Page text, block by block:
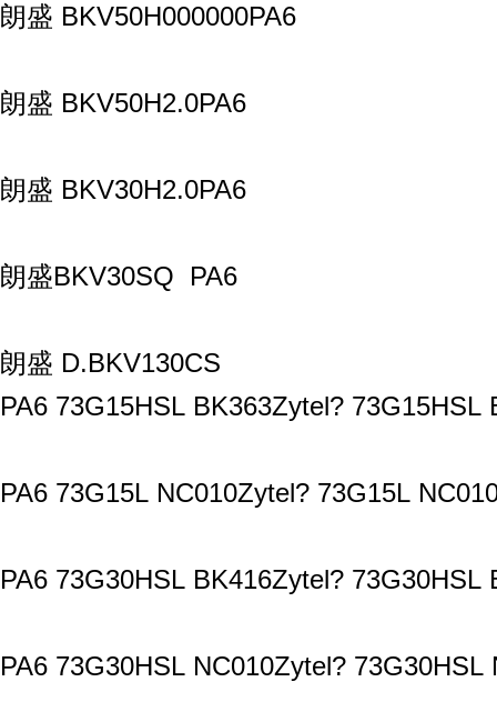
朗盛 BKV50H000000PA6
朗盛 BKV50H2.0PA6
朗盛 BKV30H2.0PA6
朗盛BKV30SQ PA6
朗盛 D.BKV130CS
PA6 73G15HSL BK363Zytel?
PA6 73G15L NC010Zytel? 73G15L
PA6 73G30HSL BK416Zytel?
PA6 73G30HSL NC010Zytel?